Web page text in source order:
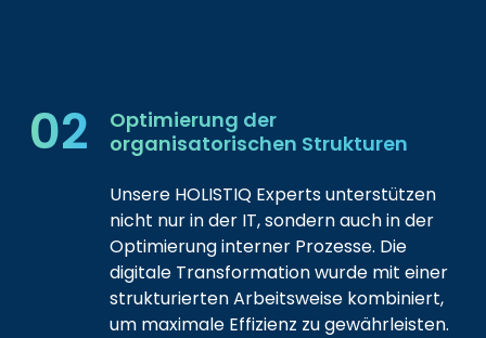
02
Optimierung der
organisatorischen Strukturen
Unsere HOLISTIQ Experts unterstützen
nicht nur in der IT, sondern auch in der
Optimierung interner Prozesse. Die
digitale Transformation wurde mit einer
strukturierten Arbeitsweise kombiniert,
um maximale Effizienz zu gewährleisten.